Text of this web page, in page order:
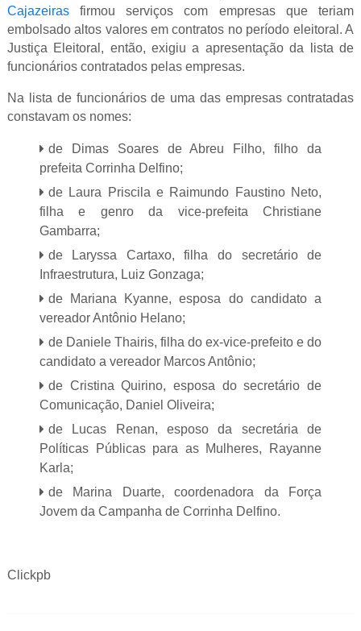
Cajazeirasfirmou serviços com empresas que teriam
embolsado altos valores em contratos no período eleitoral. A
Justiça Eleitoral, então, exigiu a apresentação da lista de
funcionários contratados pelas empresas.
Na lista de funcionários de uma das empresas contratadas
constavam os nomes:
de Dimas Soares de Abreu Filho, filho da
prefeita Corrinha Delfino;
de Laura Priscila e Raimundo Faustino Neto,
filha e genro da vice-prefeita Christiane
Gambarra;
de Laryssa Cartaxo, filha do secretário de
Infraestrutura, Luiz Gonzaga;
de Mariana Kyanne, esposa do candidato a
vereador Antônio Helano;
de Daniele Thairis, filha do ex-vice-prefeito e do
candidato a vereador Marcos Antônio;
de Cristina Quirino, esposa do secretário de
Comunicação, Daniel Oliveira;
de Lucas Renan, esposo da secretária de
Políticas Públicas para as Mulheres, Rayanne
Karla;
de Marina Duarte, coordenadora da Força
Jovem da Campanha de Corrinha Delfino.
Clickpb